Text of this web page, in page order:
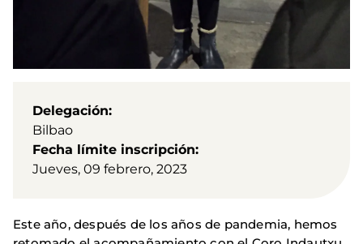
Delegación
Bilbao
Fecha límite inscripción
Jueves, 09 febrero, 2023
Este año, después de los años de pandemia, hemos